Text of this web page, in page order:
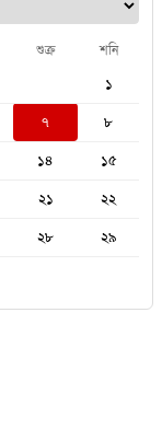
শুক্র শনি
১
৭
৮
১৪
১৫
২১
২২
২৮
২৯